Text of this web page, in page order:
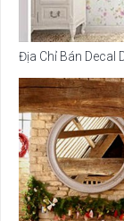
Địa Chỉ Bán Decal